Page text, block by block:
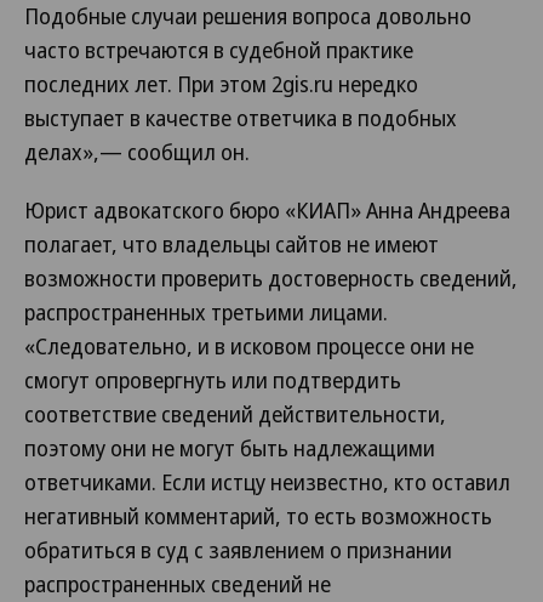
Подобные случаи решения вопроса довольно
часто встречаются в судебной практике
последних лет. При этом 2gis.ru нередко
выступает в качестве ответчика в подобных
делах»,— сообщил он.
Юрист адвокатского бюро «КИАП» Анна Андреева
полагает, что владельцы сайтов не имеют
возможности проверить достоверность сведений,
распространенных третьими лицами.
«Следовательно, и в исковом процессе они не
смогут опровергнуть или подтвердить
соответствие сведений действительности,
поэтому они не могут быть надлежащими
ответчиками. Если истцу неизвестно, кто оставил
негативный комментарий, то есть возможность
обратиться в суд с заявлением о признании
распространенных сведений не